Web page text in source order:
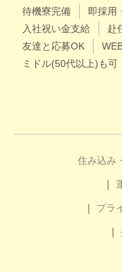
待機寮完備
即採用
入社祝い金支給
赴
友達と応募OK
ミドル(50代以上)も可
住み込み
プラ